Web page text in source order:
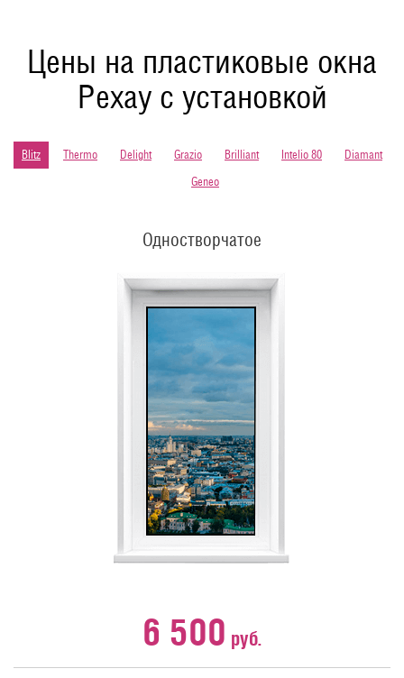
Цены на пластиковые окна
Рехау с установкой
Blitz Thermo Delight Grazio Brilliant Intelio 80
Diamant
Geneo
Одностворчатое
6 500 руб.